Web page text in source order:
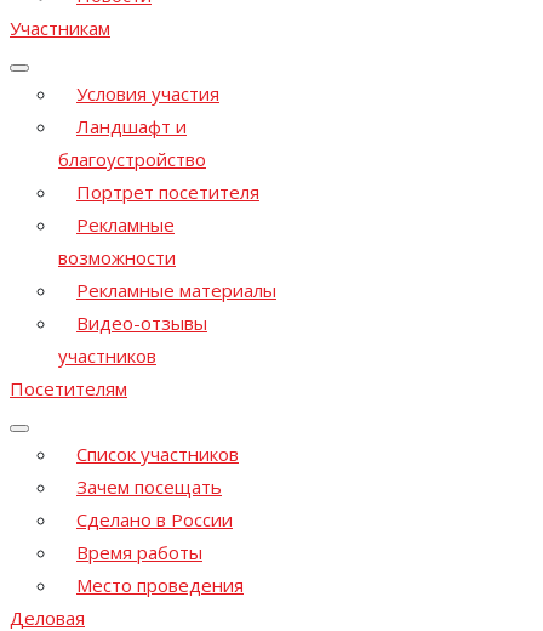
Участникам
Условия участия
Ландшафт и
благоустройство
Портрет посетителя
Рекламные
возможности
Рекламные материалы
Видео-отзывы
участников
Посетителям
Список участников
Зачем посещать
Сделано в России
Время работы
Место проведения
Деловая